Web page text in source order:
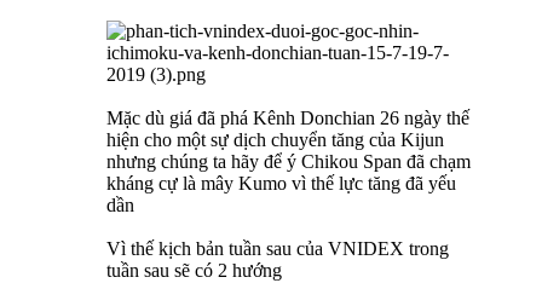
Mặc dù giá đã phá Kênh Donchian 26 ngày thế
hiện cho một sự dịch chuyển tăng của Kijun
nhưng chúng ta hãy để ý Chikou Span đã chạm
kháng cự là mây Kumo vì thế lực tăng đã yếu
dần
Vì thế kịch bản tuần sau của VNIDEX trong
tuần sau sẽ có 2 hướng